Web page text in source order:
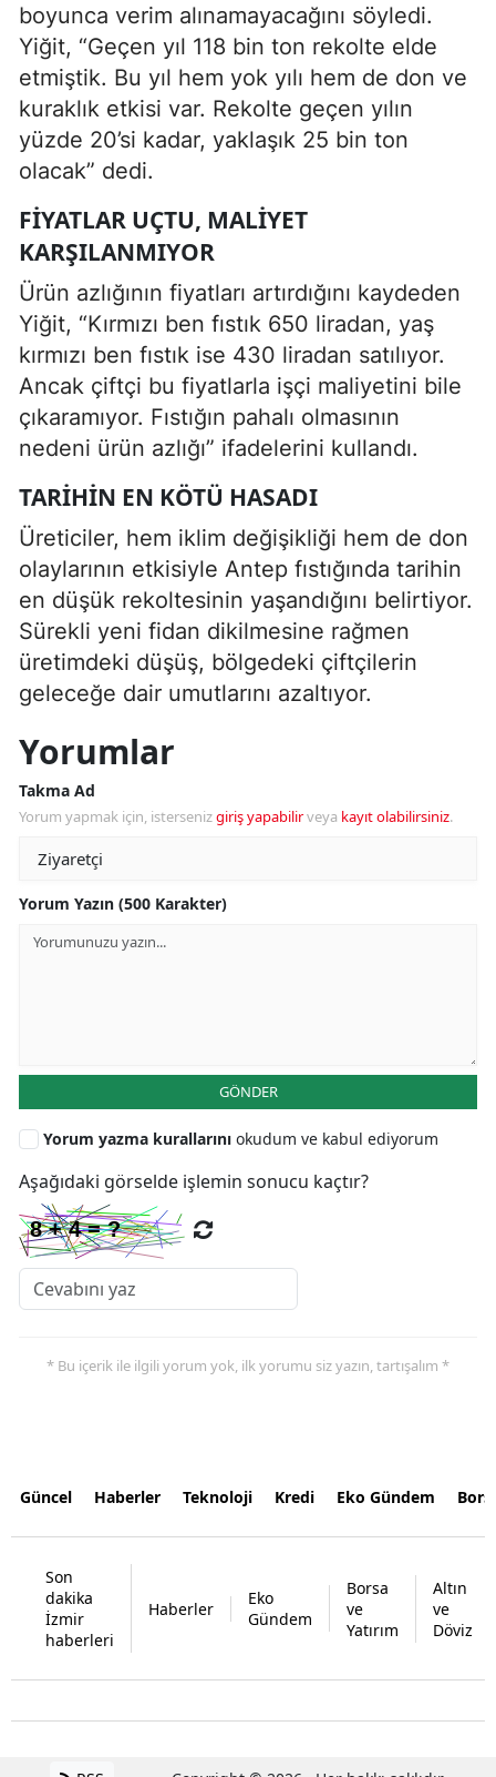
boyunca verim alınamayacağını söyledi.
Yiğit, “Geçen yıl 118 bin ton rekolte elde
etmiştik. Bu yıl hem yok yılı hem de don ve
kuraklık etkisi var. Rekolte geçen yılın
yüzde 20’si kadar, yaklaşık 25 bin ton
olacak” dedi.
FIYATLAR UÇTU, MALIYET
KARŞILANMIYOR
Ürün azlığının fiyatları artırdığını kaydeden
Yiğit, “Kırmızı ben fıstık 650 liradan, yaş
kırmızı ben fıstık ise 430 liradan satılıyor.
Ancak çiftçi bu fiyatlarla işçi maliyetini bile
çıkaramıyor. Fıstığın pahalı olmasının
nedeni ürün azlığı” ifadelerini kullandı.
TARIHIN EN KÖTÜ HASADI
Üreticiler, hem iklim değişikliği hem de don
olaylarının etkisiyle Antep fıstığında tarihin
en düşük rekoltesinin yaşandığını belirtiyor.
Sürekli yeni fidan dikilmesine rağmen
üretimdeki düşüş, bölgedeki çiftçilerin
geleceğe dair umutlarını azaltıyor.
Yorumlar
Takma Ad
Yorum yapmak için, istersenizgiriş yapabilirveya kayıt olabilirsiniz.
Yorum Yazın (500 Karakter)
GÖNDER
Yorum yazma kurallarını okudum ve kabul ediyorum
Aşağıdaki görselde işlemin sonucu kaçtır?
* Bu içerik ile ilgili yorum yok, ilk yorumu siz yazın, tartışalım *
Güncel Haberler Teknoloji Kredi Eko Gündem
Son
dakika
İzmir
haberleri
Haberler
Eko
Gündem
Borsa
ve
Yatırım
Altın
ve
Döviz